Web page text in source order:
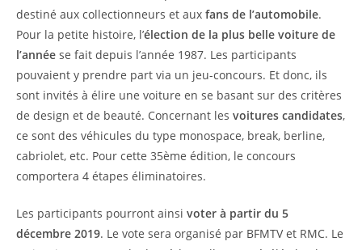
destiné aux collectionneurs et aux fans de l’automobile.
Pour la petite histoire, l’élection de la plus belle voiture de
l’année se fait depuis l’année 1987. Les participants
pouvaient y prendre part via un jeu-concours. Et donc, ils
sont invités à élire une voiture en se basant sur des critères
de design et de beauté. Concernant les voitures candidates,
ce sont des véhicules du type monospace, break, berline,
cabriolet, etc. Pour cette 35ème édition, le concours
comportera 4 étapes éliminatoires.
Les participants pourront ainsi voter à partir du 5
décembre 2019. Le vote sera organisé par BFMTV et RMC. Le